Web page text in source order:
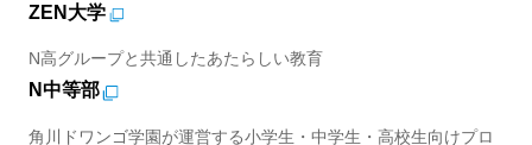
ZEN大学
N高グループと共通したあたらしい教育
N中等部
角川ドワンゴ学園が運営する小学生・中学生・高校生向けプロ